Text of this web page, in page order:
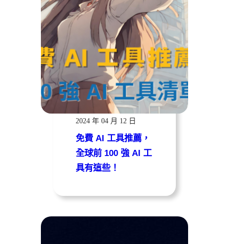
2024 年 04 月 12 日
免費 AI 工具推薦，
全球前 100 強 AI 工
具有這些！